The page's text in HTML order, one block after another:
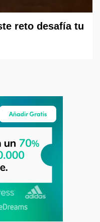
reto desafía tu